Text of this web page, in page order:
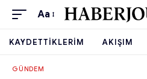
Aa
KAYDETTIKLERIM AKIŞIM
GÜNDEM